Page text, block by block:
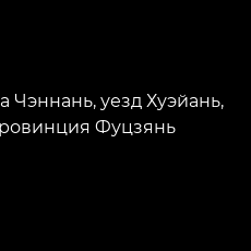
уезд Хуэйань,
Фуцзянь